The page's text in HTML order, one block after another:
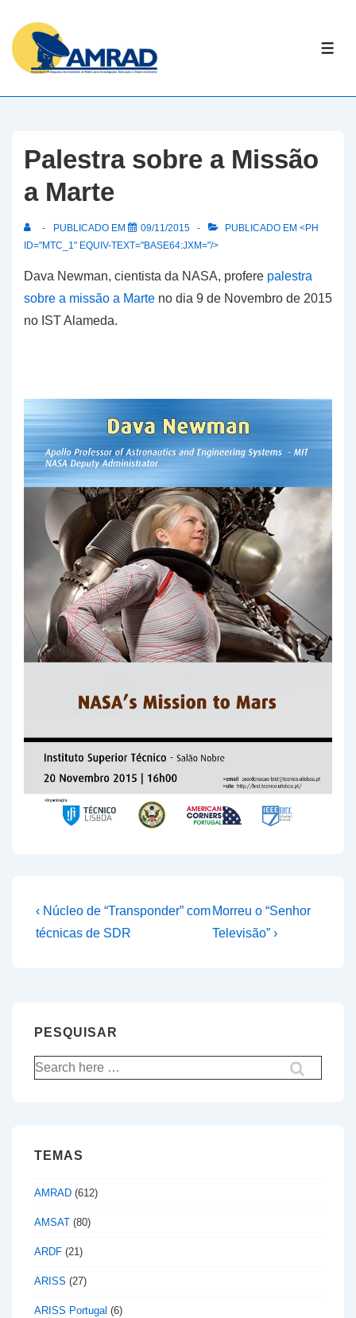
Skip
Content
Palestra sobre a Missão
a Marte
PUBLICADO EM 09/11/2015
PUBLICADO EM <PH
ID="MTC_1" EQUIV-TEXT="BASE64:JXM="/>
Dava Newman, cientista da NASA, profere palestra
sobre a missão a Marte no dia 9 de Novembro de 2015
no IST Alameda.
Navegação
de
Previous
Post
‹ Núcleo de “Transponder” com
técnicas de SDR
Next
Post
Morreu o “Senhor
Televisão” ›
PESQUISAR
Pesquisar
por:
TEMAS
AMRAD (612)
AMSAT (80)
ARDF (21)
ARISS (27)
ARISS Portugal (6)